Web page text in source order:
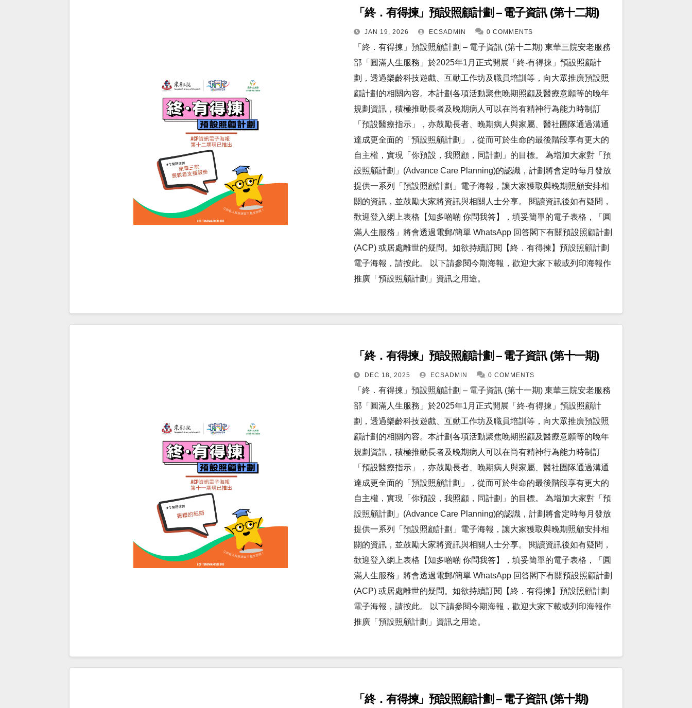
「終．有得揀」預設照顧計劃 – 電子資訊 (第十二期)
JAN 19, 2026 ECSADMIN 0 COMMENTS
「終．有得揀」預設照顧計劃 – 電子資訊 (第十二期) 東華三院安老服務
部「圓滿人生服務」於2025年1月正式開展「終‧有得揀」預設照顧計
劃，透過樂齡科技遊戲、互動工作坊及職員培訓等，向大眾推廣預設照
顧計劃的相關內容。本計劃各項活動聚焦晚期照顧及醫療意願等的晚年
規劃資訊，積極推動長者及晚期病人可以在尚有精神行為能力時制訂
「預設醫療指示」，亦鼓勵長者、晚期病人與家屬、醫社團隊通過溝通
達成更全面的「預設照顧計劃」，從而可於生命的最後階段享有更大的
自主權，實現「你預設，我照顧，同計劃」的目標。 為增加大家對「預
設照顧計劃」(Advance Care Planning)的認識，計劃將會定時每月發放
提供一系列「預設照顧計劃」電子海報，讓大家獲取與晚期照顧安排相
關的資訊，並鼓勵大家將資訊與相關人士分享。 閱讀資訊後如有疑問，
歡迎登入網上表格【知多啲啲 你問我答】，填妥簡單的電子表格，「圓
滿人生服務」將會透過電郵/簡單 WhatsApp 回答閣下有關預設照顧計劃
(ACP) 或居處離世的疑問。如欲持續訂閱【終．有得揀】預設照顧計劃
電子海報，請按此。 以下請參閱今期海報，歡迎大家下載或列印海報作
推廣「預設照顧計劃」資訊之用途。
「終．有得揀」預設照顧計劃 – 電子資訊 (第十一期)
DEC 18, 2025 ECSADMIN 0 COMMENTS
「終．有得揀」預設照顧計劃 – 電子資訊 (第十一期) 東華三院安老服務
部「圓滿人生服務」於2025年1月正式開展「終‧有得揀」預設照顧計
劃，透過樂齡科技遊戲、互動工作坊及職員培訓等，向大眾推廣預設照
顧計劃的相關內容。本計劃各項活動聚焦晚期照顧及醫療意願等的晚年
規劃資訊，積極推動長者及晚期病人可以在尚有精神行為能力時制訂
「預設醫療指示」，亦鼓勵長者、晚期病人與家屬、醫社團隊通過溝通
達成更全面的「預設照顧計劃」，從而可於生命的最後階段享有更大的
自主權，實現「你預設，我照顧，同計劃」的目標。 為增加大家對「預
設照顧計劃」(Advance Care Planning)的認識，計劃將會定時每月發放
提供一系列「預設照顧計劃」電子海報，讓大家獲取與晚期照顧安排相
關的資訊，並鼓勵大家將資訊與相關人士分享。 閱讀資訊後如有疑問，
歡迎登入網上表格【知多啲啲 你問我答】，填妥簡單的電子表格，「圓
滿人生服務」將會透過電郵/簡單 WhatsApp 回答閣下有關預設照顧計劃
(ACP) 或居處離世的疑問。如欲持續訂閱【終．有得揀】預設照顧計劃
電子海報，請按此。 以下請參閱今期海報，歡迎大家下載或列印海報作
推廣「預設照顧計劃」資訊之用途。
「終．有得揀」預設照顧計劃 – 電子資訊 (第十期)